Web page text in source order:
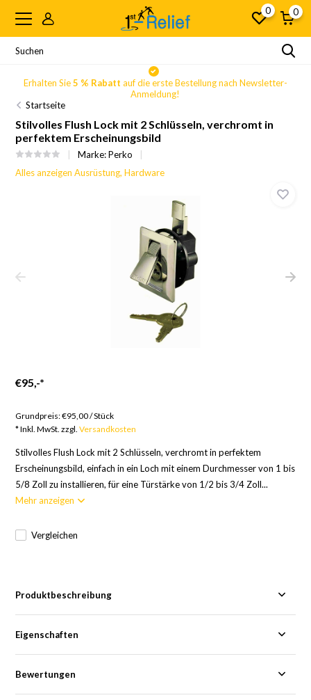
0 0
Erhalten Sie5 % Rabatt auf die erste Bestellung nach Newsletter-
Anmeldung!
Startseite
Stilvolles Flush Lock mit 2 Schlüsseln, verchromt in
perfektem Erscheinungsbild
Marke:Perko
Alles anzeigen Ausrüstung, Hardware
€95,-*
Grundpreis:€95,00/Stück
* Inkl. MwSt. zzgl.Versandkosten
Stilvolles Flush Lock mit 2 Schlüsseln, verchromt in perfektem
Erscheinungsbild, einfach in ein Loch mit einem Durchmesser von 1 bis
5/8 Zoll zu installieren, für eine Türstärke von 1/2 bis 3/4 Zoll...
Mehr anzeigen
Vergleichen
Produktbeschreibung
Eigenschaften
Bewertungen